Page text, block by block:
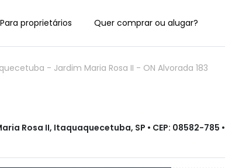
Para proprietários Quer comprar ou alugar?
- Jardim Maria Rosa II - ON Alvorada 183
Rosa II, Itaquaquecetuba, SP • CEP: 08582-785 •